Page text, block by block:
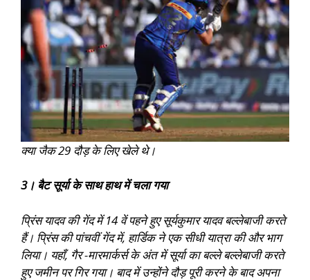
क्या जैक 29 दौड़ के लिए खेले थे।
3। बैट सूर्या के साथ हाथ में चला गया
प्रिंस यादव की गेंद में 14 वें पहने हुए सूर्यकुमार यादव बल्लेबाजी करते
हैं। प्रिंस की पांचवीं गेंद में, हार्डिक ने एक सीधी यात्रा की और भाग
लिया। यहाँ, गैर -मारमार्कर्स के अंत में सूर्या का बल्ले बल्लेबाजी करते
हुए जमीन पर गिर गया। बाद में उन्होंने दौड़ पूरी करने के बाद अपना